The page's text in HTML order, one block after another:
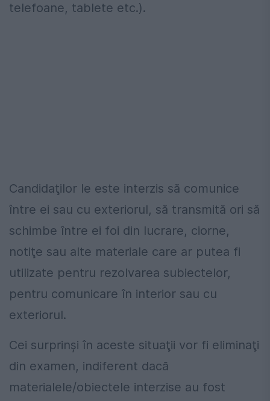
telefoane, tablete etc.).
Candidaţilor le este interzis să comunice
între ei sau cu exteriorul, să transmită ori să
schimbe între ei foi din lucrare, ciorne,
notiţe sau alte materiale care ar putea fi
utilizate pentru rezolvarea subiectelor,
pentru comunicare în interior sau cu
exteriorul.
Cei surprinşi în aceste situaţii vor fi eliminaţi
din examen, indiferent dacă
materialele/obiectele interzise au fost